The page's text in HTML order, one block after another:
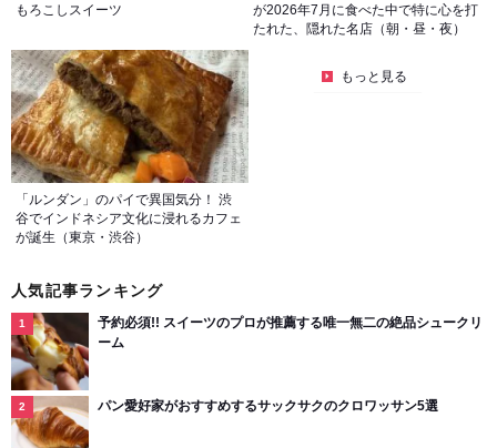
もろこしスイーツ
が2026年7月に食べた中で特に心を打
たれた、隠れた名店（朝・昼・夜）
「ルンダン」のパイで異国気分！ 渋
谷でインドネシア文化に浸れるカフェ
が誕生（東京・渋谷）
もっと見る
人気記事ランキング
予約必須!! スイーツのプロが推薦する唯一無二の絶品シュークリ
ーム
パン愛好家がおすすめするサックサクのクロワッサン5選